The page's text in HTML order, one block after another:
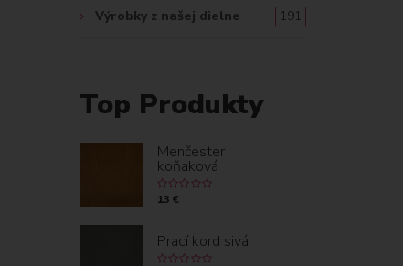
Výrobky z našej dielne 191
Top Produkty
Menčester
koňaková
13 €
Prací kord sivá